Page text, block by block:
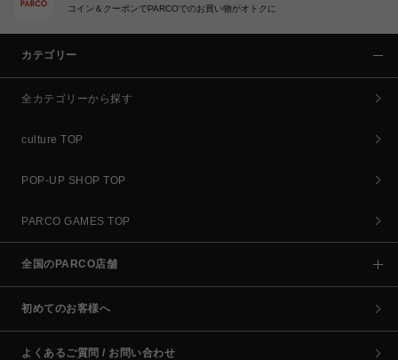
コイン＆クーポンでPARCOでのお買い物がオトクに
カテゴリー
全カテゴリーから探す
culture TOP
POP-UP SHOP TOP
PARCO GAMES TOP
全国のPARCO店舗
初めてのお客様へ
よくあるご質問 / お問い合わせ